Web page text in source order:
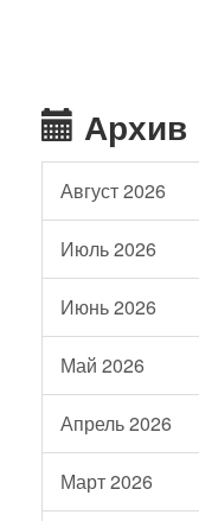
Архив
Август 2026
Июль 2026
Июнь 2026
Май 2026
Апрель 2026
Март 2026